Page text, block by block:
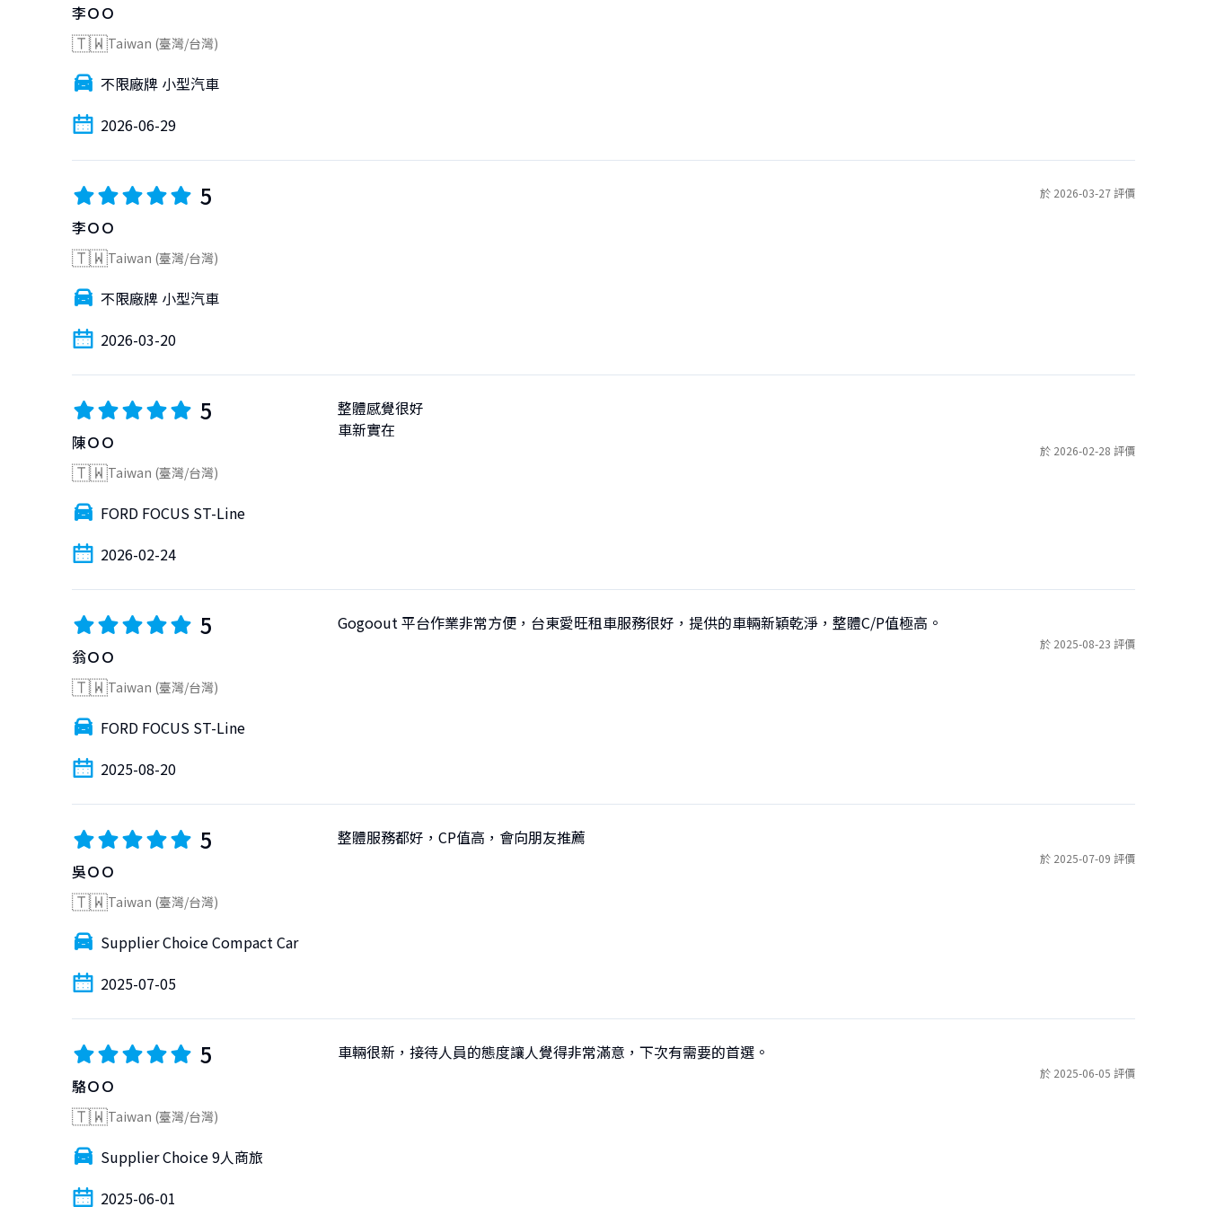
李ＯＯ
🇹🇼Taiwan (臺灣/台灣)
不限廠牌 小型汽車
2026-06-29
5
李ＯＯ
🇹🇼Taiwan (臺灣/台灣)
不限廠牌 小型汽車
2026-03-20
於 2026-03-27 評價
5
陳ＯＯ
🇹🇼Taiwan (臺灣/台灣)
FORD FOCUS ST-Line
2026-02-24
整體感覺很好
車新實在
於 2026-02-28 評價
5
翁ＯＯ
🇹🇼Taiwan (臺灣/台灣)
FORD FOCUS ST-Line
2025-08-20
Gogoout 平台作業非常方便，台東愛旺租車服務很好，提供的車輛新穎乾淨，整體C/P值極高。
於 2025-08-23 評價
5
吳ＯＯ
🇹🇼Taiwan (臺灣/台灣)
Supplier Choice Compact Car
2025-07-05
整體服務都好，CP值高，會向朋友推薦
於 2025-07-09 評價
5
駱ＯＯ
🇹🇼Taiwan (臺灣/台灣)
Supplier Choice 9人商旅
2025-06-01
車輛很新，接待人員的態度讓人覺得非常滿意，下次有需要的首選。
於 2025-06-05 評價